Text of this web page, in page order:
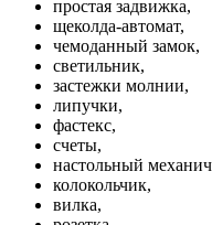
простая задвижка,
щеколда-автомат,
чемоданный замок,
светильник,
застежки молнии,
липучки,
фастекс,
счеты,
настольный
колокольчик,
вилка,